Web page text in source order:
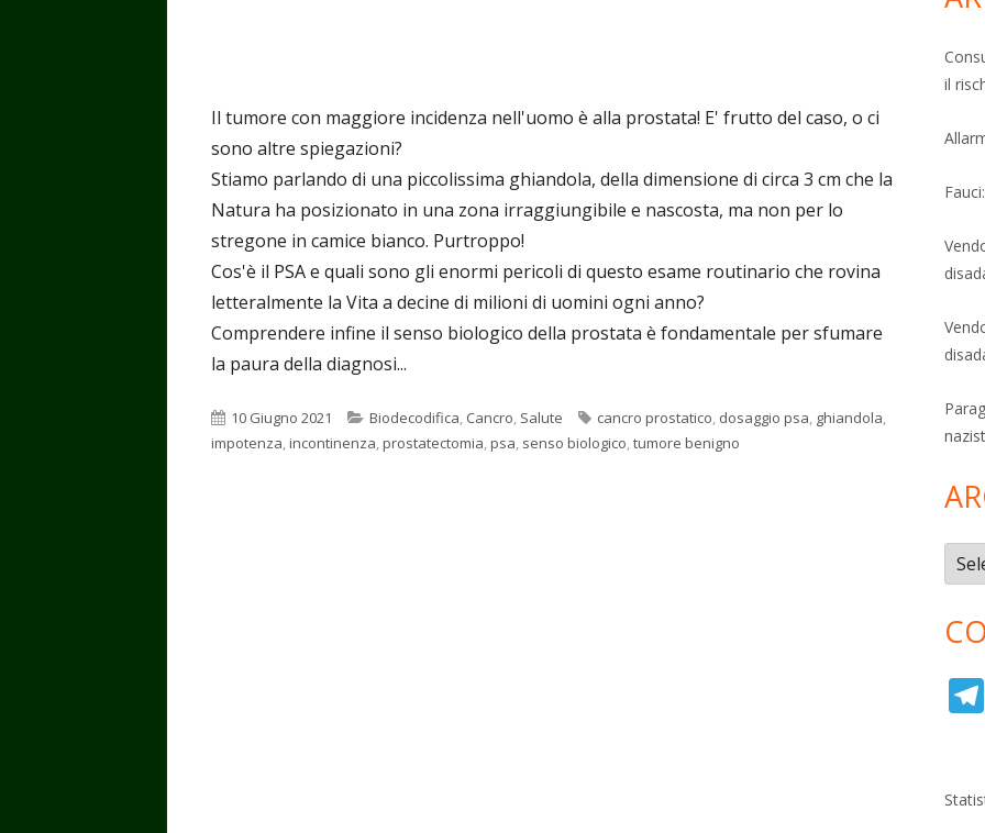
Il tumore con maggiore incidenza nell'uomo è alla prostata! E' frutto del caso, o ci
sono altre spiegazioni?
Stiamo parlando di una piccolissima ghiandola, della dimensione di circa 3 cm che la
Natura ha posizionato in una zona irraggiungibile e nascosta, ma non per lo
stregone in camice bianco. Purtroppo!
Cos'è il PSA e quali sono gli enormi pericoli di questo esame routinario che rovina
letteralmente la Vita a decine di milioni di uomini ogni anno?
Comprendere infine il senso biologico della prostata è fondamentale per sfumare
la paura della diagnosi...
Pubblicato
10 Giugno 2021 Categorie
Biodecodifica Cancro Salute Tag
cancro prostatico dosaggio psa ghiandola
impotenza incontinenza prostatectomia psa senso biologico tumore benigno
il